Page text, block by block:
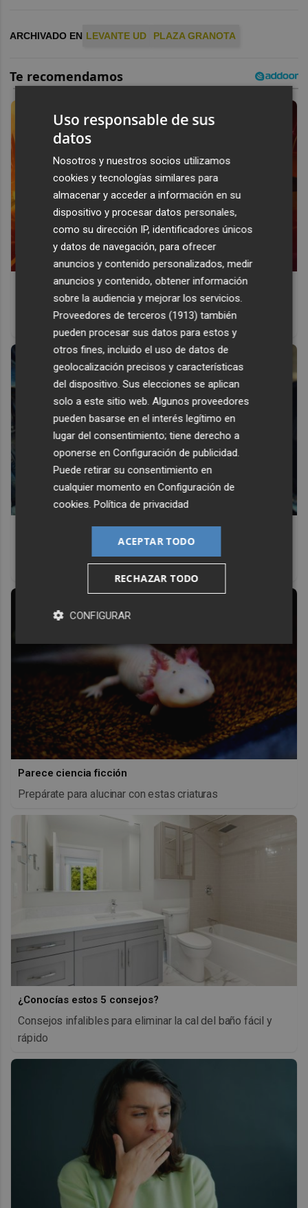
ARCHIVADO EN LEVANTE UD PLAZA GRANOTA
Corepunk MMORPG
Un verdadero MMORPG de la vieja escuela ¡Cómo los de
antes, pero mejor!
Pasaportes que abren puertas
Parece ciencia ficción
Prepárate para alucinar con estas criaturas
¿Conocías estos 5 consejos?
Consejos infalibles para eliminar la cal del baño fácil y
rápido
Uso responsable de sus
datos
Nosotros y nuestros socios utilizamos
cookies y tecnologías similares para
almacenar y acceder a información en su
dispositivo y procesar datos personales,
como su dirección IP, identificadores únicos
y datos de navegación, para ofrecer
anuncios y contenido personalizados, medir
anuncios y contenido, obtener información
sobre la audiencia y mejorar los servicios.
Proveedores de terceros (1913) también
pueden procesar sus datos para estos y
otros fines, incluido el uso de datos de
geolocalización precisos y características
del dispositivo. Sus elecciones se aplican
solo a este sitio web. Algunos proveedores
pueden basarse en el interés legítimo en
lugar del consentimiento; tiene derecho a
oponerse enConfiguración de publicidad
Puede retirar su consentimiento en
cualquier momento enConfiguración de
cookies .Política de privacidad
ACEPTAR TODO
RECHAZAR TODO
CONFIGURAR